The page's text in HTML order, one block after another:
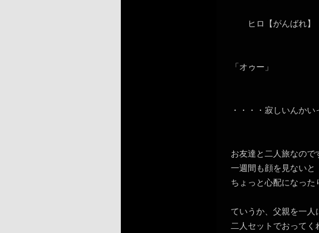
ヒロ【がんばれ】
「オゥー」
・・・・寂しいんかい
お友達と二人旅なので
一週間も顔を見ないと
ちょっと心配になった
ていうか、父親を一人
二人セットでおってく